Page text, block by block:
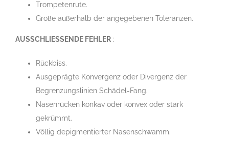
Trompetenrute.
Größe außerhalb der angegebenen Toleranzen.
AUSSCHLIESSENDE FEHLER :
Rückbiss.
Ausgeprägte Konvergenz oder Divergenz der
Begrenzungslinien Schädel-Fang.
Nasenrücken konkav oder konvex oder stark
gekrümmt.
Völlig depigmentierter Nasenschwamm.